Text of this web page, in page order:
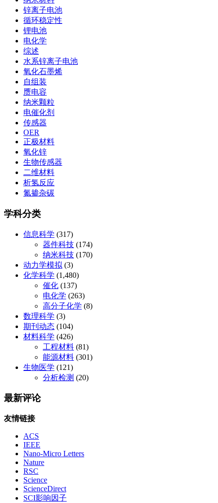
锌离子电池
循环稳定性
锂电池
电化学
综述
水系锌离子电池
氧化石墨烯
自组装
赝电容
纳米颗粒
电催化剂
传感器
OER
正极材料
氧化锌
生物传感器
二维材料
析氢反应
氮掺杂碳
学科分类
信息科学 (317)
器件科技 (174)
纳米科技 (170)
动力学模拟 (3)
化学科学 (1,480)
催化 (137)
电化学 (263)
高分子化学 (8)
数理科学 (3)
期刊动态 (104)
材料科学 (426)
工程材料 (81)
能源材料 (301)
生物医学 (121)
分析检测 (20)
最新评论
友情链接
ACS
IEEE
Nano-Micro Letters
Nature
RSC
Science
ScienceDirect
SCI影响因子